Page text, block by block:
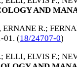
AND
R.;
01. (18/24707-0)
; ELLI, ELVIS F.;